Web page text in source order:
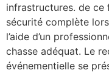
infrastructures. de ce
sécurité complète
l’aide d’un
chasse adéquat. Le
événementielle se